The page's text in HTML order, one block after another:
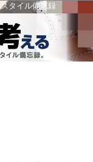
タイル備忘録